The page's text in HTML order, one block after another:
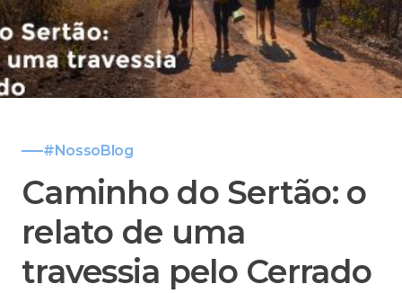
#NossoBlog
Caminho do Sertão: o
relato de uma
travessia pelo Cerrado